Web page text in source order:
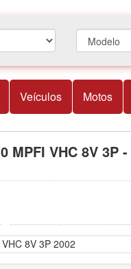
Veículos Motos
MPFI VHC 8V 3P -